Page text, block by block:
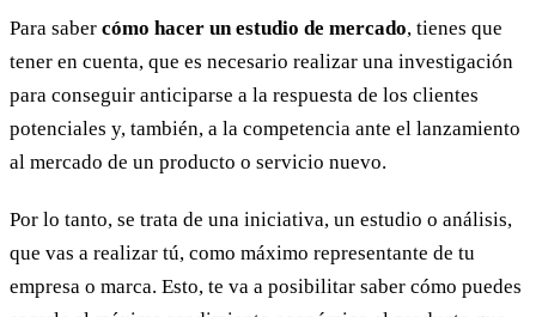
Para saber cómo hacer un estudio de mercado, tienes que
tener en cuenta, que es necesario realizar una investigación
para conseguir anticiparse a la respuesta de los clientes
potenciales y, también, a la competencia ante el lanzamiento
al mercado de un producto o servicio nuevo.
Por lo tanto, se trata de una iniciativa, un estudio o análisis,
que vas a realizar tú, como máximo representante de tu
empresa o marca. Esto, te va a posibilitar saber cómo puedes